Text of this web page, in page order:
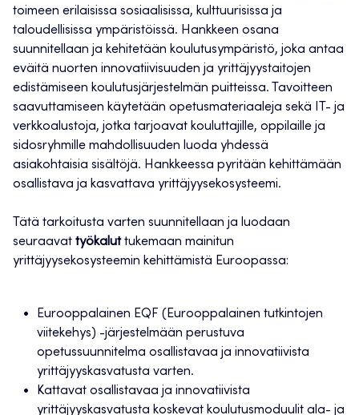
toimeen erilaisissa sosiaalisissa, kulttuurisissa ja
taloudellisissa ympäristöissä. Hankkeen osana
suunnitellaan ja kehitetään koulutusympäristö, joka antaa
eväitä nuorten innovatiivisuuden ja yrittäjyystaitojen
edistämiseen koulutusjärjestelmän puitteissa. Tavoitteen
saavuttamiseen käytetään opetusmateriaaleja sekä IT- ja
verkkoalustoja, jotka tarjoavat kouluttajille, oppilaille ja
sidosryhmille mahdollisuuden luoda yhdessä
asiakohtaisia sisältöjä. Hankkeessa pyritään kehittämään
osallistava ja kasvattava yrittäjyysekosysteemi.
Tätä tarkoitusta varten suunnitellaan ja luodaan
seuraavat työkaluttukemaan mainitun
yrittäjyysekosysteemin kehittämistä Euroopassa:
Eurooppalainen EQF (Eurooppalainen tutkintojen
viitekehys) -järjestelmään perustuva
opetussuunnitelma osallistavaa ja innovatiivista
yrittäjyyskasvatusta varten.
Kattavat osallistavaa ja innovatiivista
yrittäjyyskasvatusta koskevat koulutusmoduulit ala- ja